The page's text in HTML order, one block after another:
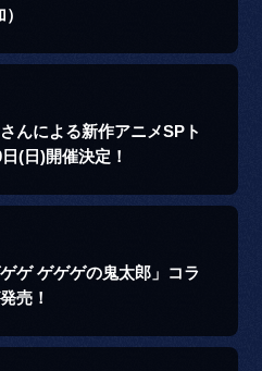
んによる新作アニメSPト
(日)開催決定！
ゲ ゲゲゲの鬼太郎」コラ
売！